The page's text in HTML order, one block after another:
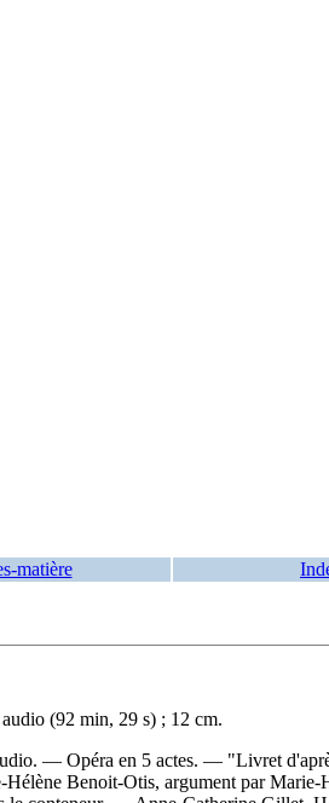
matière
(92 min, 29 s) ; 12 cm.
— Opéra en 5 actes. — "Livret
Benoit-Otis, argument par Marie-